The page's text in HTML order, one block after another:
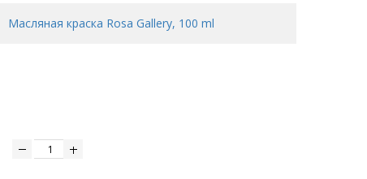
Масляная краска Rosa Gallery, 100 ml